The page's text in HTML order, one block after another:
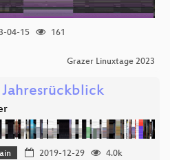
04-15
161
Grazer Linuxtage 2023
2019-12-29
4.0k